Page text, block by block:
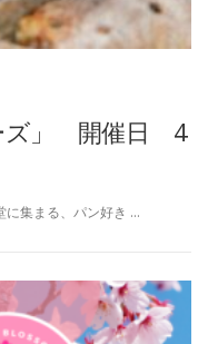
ズ」 開催日 4
に集まる、パン好き …